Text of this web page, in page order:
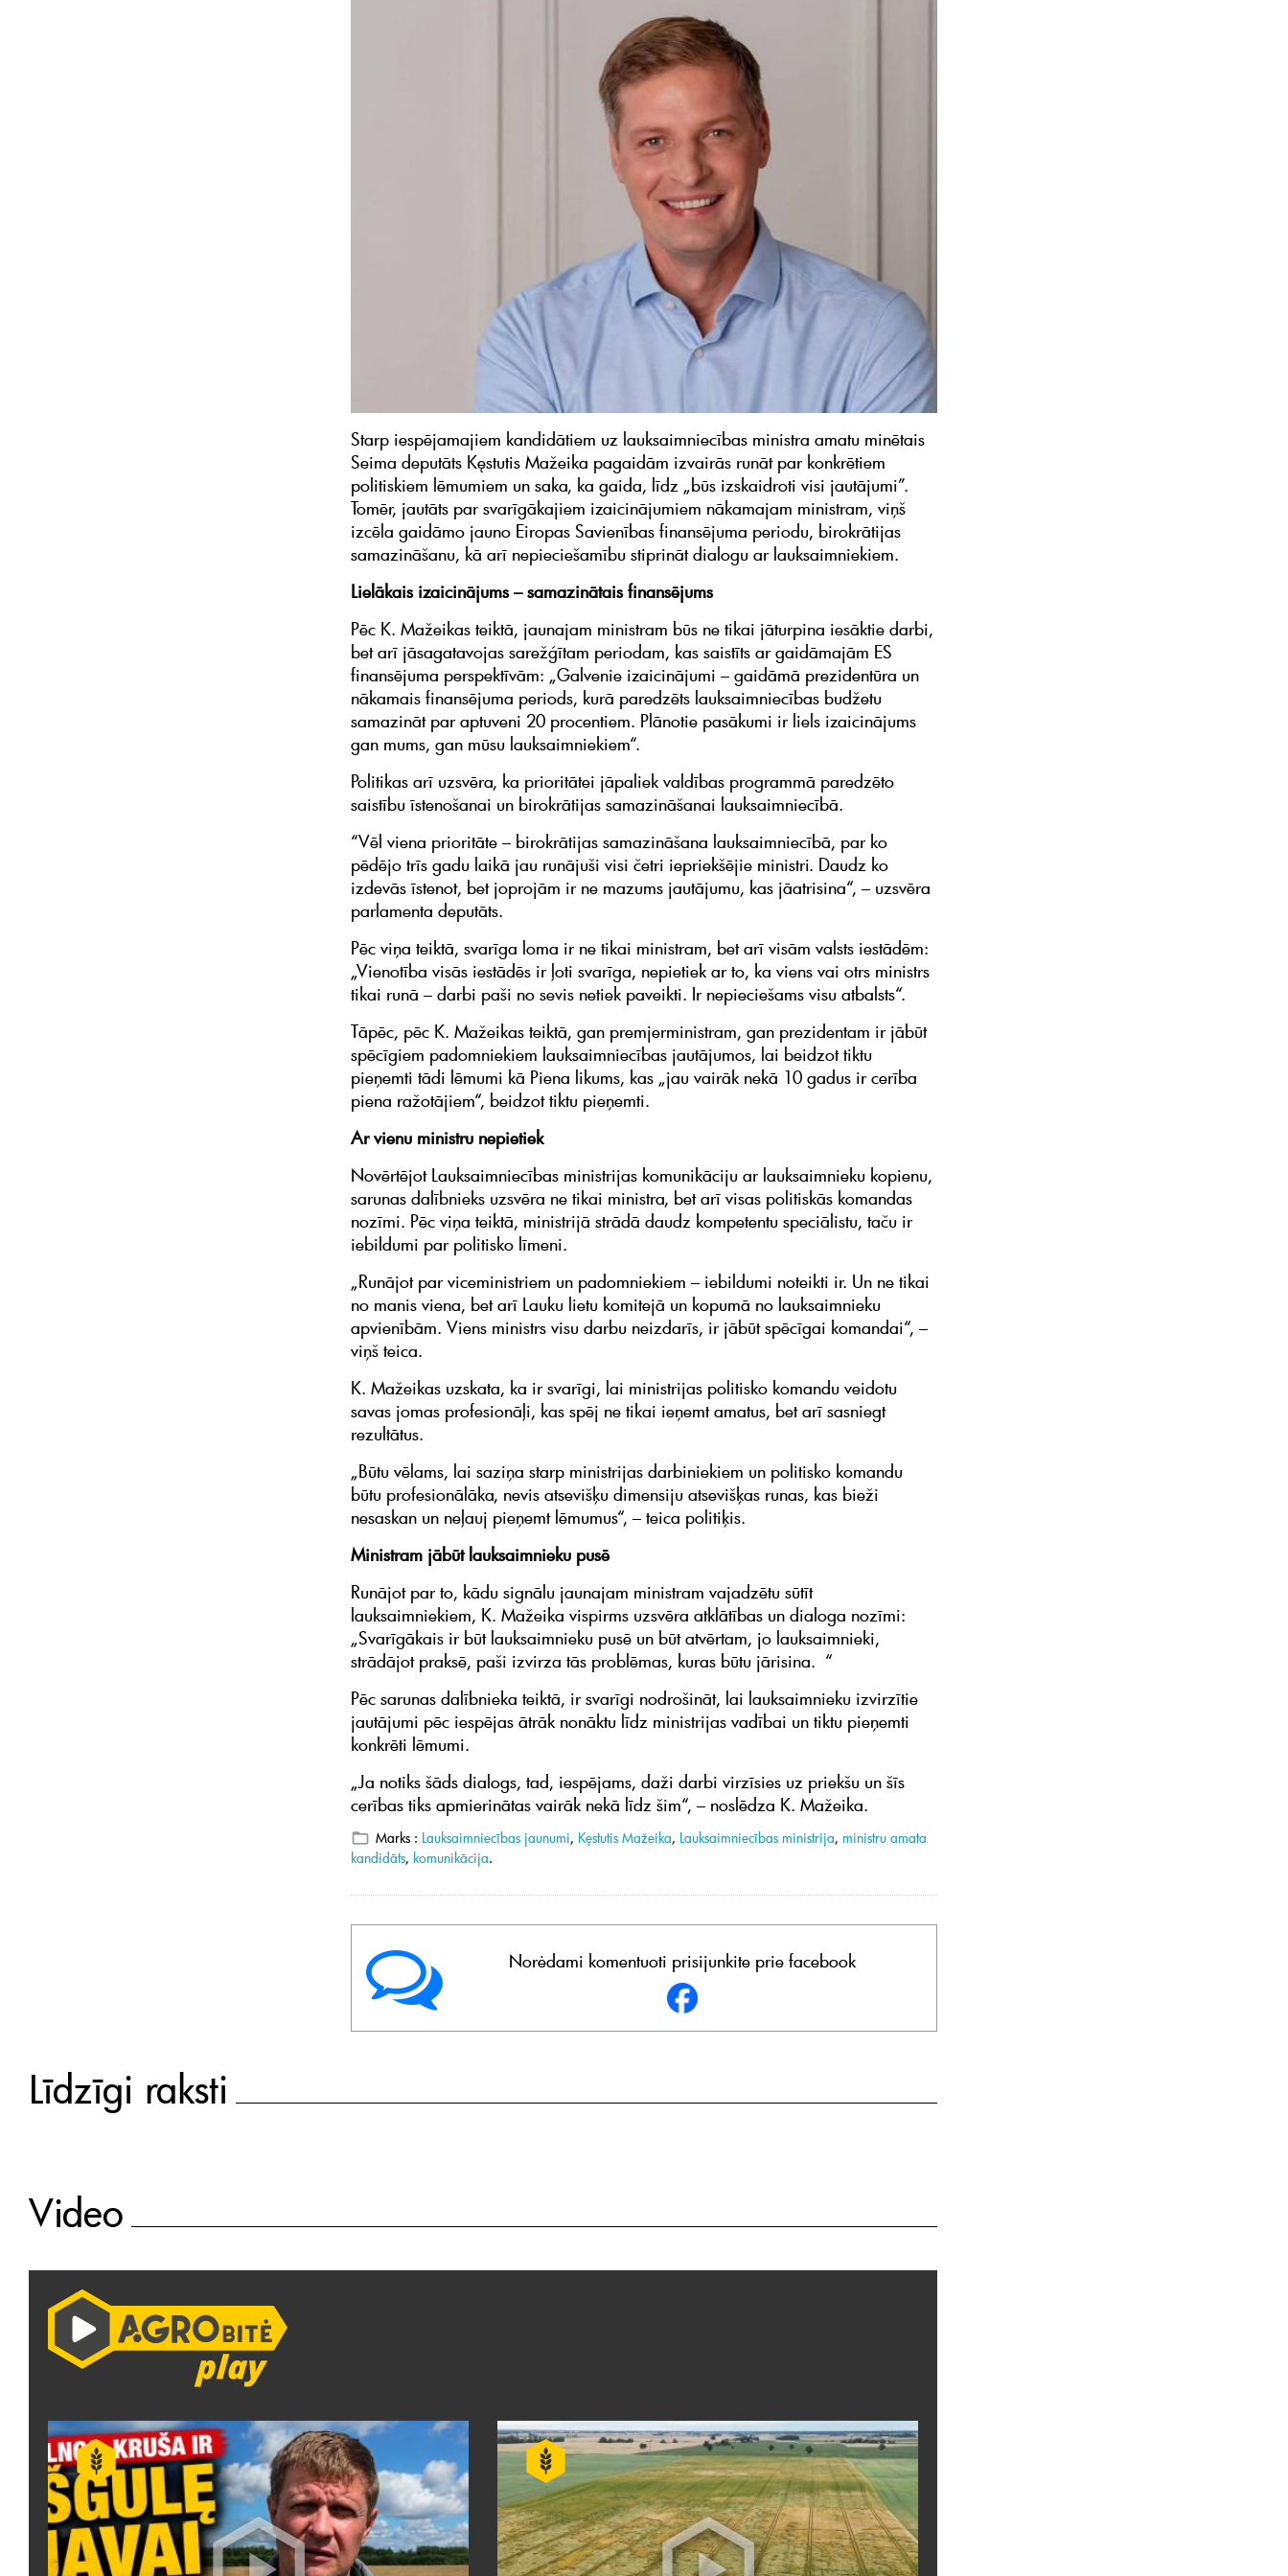
Starp iespējamajiem kandidātiem uz lauksaimniecības ministra amatu minētais
Seima deputāts Kęstutis Mažeika pagaidām izvairās runāt par konkrētiem
politiskiem lēmumiem un saka, ka gaida, līdz „būs izskaidroti visi jautājumi”.
Tomēr, jautāts par svarīgākajiem izaicinājumiem nākamajam ministram, viņš
izcēla gaidāmo jauno Eiropas Savienības finansējuma periodu, birokrātijas
samazināšanu, kā arī nepieciešamību stiprināt dialogu ar lauksaimniekiem.
Lielākais izaicinājums – samazinātais finansējums
Pēc K. Mažeikas teiktā, jaunajam ministram būs ne tikai jāturpina iesāktie darbi,
bet arī jāsagatavojas sarežģītam periodam, kas saistīts ar gaidāmajām ES
finansējuma perspektīvām: „Galvenie izaicinājumi – gaidāmā prezidentūra un
nākamais finansējuma periods, kurā paredzēts lauksaimniecības budžetu
samazināt par aptuveni 20 procentiem. Plānotie pasākumi ir liels izaicinājums
gan mums, gan mūsu lauksaimniekiem“.
Politikas arī uzsvēra, ka prioritātei jāpaliek valdības programmā paredzēto
saistību īstenošanai un birokrātijas samazināšanai lauksaimniecībā.
“Vēl viena prioritāte – birokrātijas samazināšana lauksaimniecībā, par ko
pēdējo trīs gadu laikā jau runājuši visi četri iepriekšējie ministri. Daudz ko
izdevās īstenot, bet joprojām ir ne mazums jautājumu, kas jāatrisina“, – uzsvēra
parlamenta deputāts.
Pēc viņa teiktā, svarīga loma ir ne tikai ministram, bet arī visām valsts iestādēm:
„Vienotība visās iestādēs ir ļoti svarīga, nepietiek ar to, ka viens vai otrs ministrs
tikai runā – darbi paši no sevis netiek paveikti. Ir nepieciešams visu atbalsts“.
Tāpēc, pēc K. Mažeikas teiktā, gan premjerministram, gan prezidentam ir jābūt
spēcīgiem padomniekiem lauksaimniecības jautājumos, lai beidzot tiktu
pieņemti tādi lēmumi kā Piena likums, kas „jau vairāk nekā 10 gadus ir cerība
piena ražotājiem“, beidzot tiktu pieņemti.
Ar vienu ministru nepietiek
Novērtējot Lauksaimniecības ministrijas komunikāciju ar lauksaimnieku kopienu,
sarunas dalībnieks uzsvēra ne tikai ministra, bet arī visas politiskās komandas
nozīmi. Pēc viņa teiktā, ministrijā strādā daudz kompetentu speciālistu, taču ir
iebildumi par politisko līmeni.
„Runājot par viceministriem un padomniekiem – iebildumi noteikti ir. Un ne tikai
no manis viena, bet arī Lauku lietu komitejā un kopumā no lauksaimnieku
apvienībām. Viens ministrs visu darbu neizdarīs, ir jābūt spēcīgai komandai“, –
viņš teica.
K. Mažeikas uzskata, ka ir svarīgi, lai ministrijas politisko komandu veidotu
savas jomas profesionāļi, kas spēj ne tikai ieņemt amatus, bet arī sasniegt
rezultātus.
„Būtu vēlams, lai saziņa starp ministrijas darbiniekiem un politisko komandu
būtu profesionālāka, nevis atsevišķu dimensiju atsevišķas runas, kas bieži
nesaskan un neļauj pieņemt lēmumus“, – teica politiķis.
Ministram jābūt lauksaimnieku pusē
Runājot par to, kādu signālu jaunajam ministram vajadzētu sūtīt
lauksaimniekiem, K. Mažeika vispirms uzsvēra atklātības un dialoga nozīmi:
„Svarīgākais ir būt lauksaimnieku pusē un būt atvērtam, jo lauksaimnieki,
strādājot praksē, paši izvirza tās problēmas, kuras būtu jārisina. “
Pēc sarunas dalībnieka teiktā, ir svarīgi nodrošināt, lai lauksaimnieku izvirzītie
jautājumi pēc iespējas ātrāk nonāktu līdz ministrijas vadībai un tiktu pieņemti
konkrēti lēmumi.
„Ja notiks šāds dialogs, tad, iespējams, daži darbi virzīsies uz priekšu un šīs
cerības tiks apmierinātas vairāk nekā līdz šim“, – noslēdza K. Mažeika.
Marks : Lauksaimniecības jaunumi, Kęstutis Mažeika, Lauksaimniecības ministrija, ministru amata
kandidāts, komunikācija.
Norėdami komentuoti prisijunkite prie facebook
Līdzīgi raksti
Video